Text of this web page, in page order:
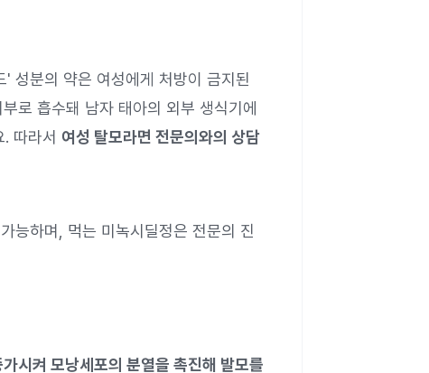
성분의 약은 여성에게 처방이 금지된
로 흡수돼 남자 태아의 외부 생식기에
따라서 여성 탈모라면 전문의와의 상담
능하며, 먹는 미녹시딜정은 전문의 진
시켜 모낭세포의 분열을 촉진해 발모를